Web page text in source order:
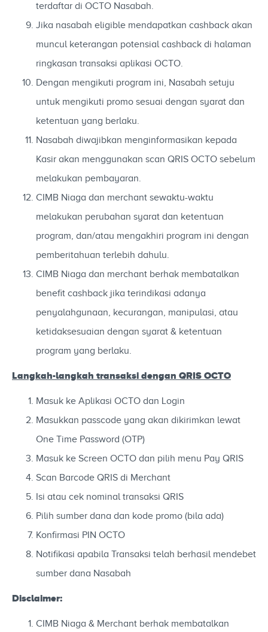
terdaftar di OCTO Nasabah.
Jika nasabah eligible mendapatkan cashback akan
muncul keterangan potensial cashback di halaman
ringkasan transaksi aplikasi OCTO.
Dengan mengikuti program ini, Nasabah setuju
untuk mengikuti promo sesuai dengan syarat dan
ketentuan yang berlaku.
Nasabah diwajibkan menginformasikan kepada
Kasir akan menggunakan scan QRIS OCTO sebelum
melakukan pembayaran.
CIMB Niaga dan merchant sewaktu-waktu
melakukan perubahan syarat dan ketentuan
program, dan/atau mengakhiri program ini dengan
pemberitahuan terlebih dahulu.
CIMB Niaga dan merchant berhak membatalkan
benefit cashback jika terindikasi adanya
penyalahgunaan, kecurangan, manipulasi, atau
ketidaksesuaian dengan syarat & ketentuan
program yang berlaku.
Langkah-langkah transaksi dengan QRIS OCTO
Masuk ke Aplikasi OCTO dan Login
Masukkan passcode yang akan dikirimkan lewat
One Time Password (OTP)
Masuk ke Screen OCTO dan pilih menu Pay QRIS
Scan Barcode QRIS di Merchant
Isi atau cek nominal transaksi QRIS
Pilih sumber dana dan kode promo (bila ada)
Konfirmasi PIN OCTO
Notifikasi apabila Transaksi telah berhasil mendebet
sumber dana Nasabah
Disclaimer:
CIMB Niaga & Merchant berhak membatalkan